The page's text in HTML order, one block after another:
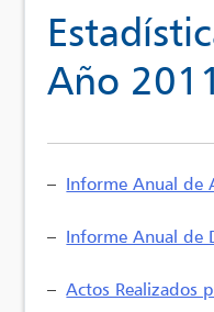
Año 2011
– Informe Anual de
– Informe Anual de
–Actos Realizados